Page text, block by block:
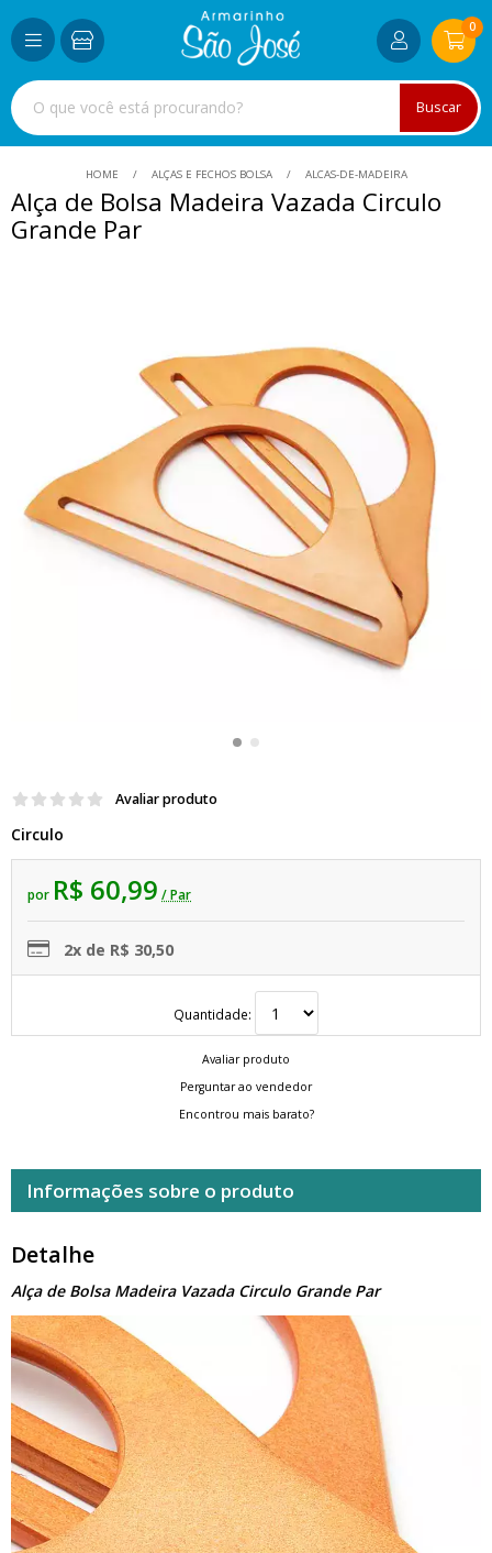
Buscar
0
HOME ALÇAS E FECHOS BOLSA ALCAS-DE-MADEIRA
Alça de Bolsa Madeira Vazada Circulo
Grande Par
Avaliar produto
Circulo
por R$ 60,99 / Par
2x de R$ 30,50
Quantidade:
Avaliar produto
Perguntar ao vendedor
Encontrou mais barato?
Informações sobre o produto
Detalhe
Alça de Bolsa Madeira Vazada Circulo Grande Par